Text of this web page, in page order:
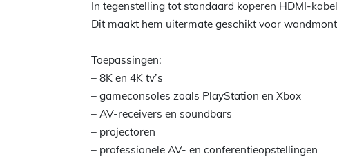
In tegenstelling tot standaard koperen HDMI-
Dit maakt hem uitermate geschikt voor
Toepassingen:
– 8K en 4K tv’s
– gameconsoles zoals PlayStation en Xbox
– AV-receivers en soundbars
– projectoren
– professionele AV- en conferentieopstellingen